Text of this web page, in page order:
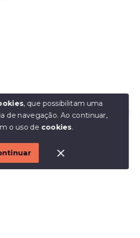
disponíveis para te ajudar.
URBE CONSULTORIA
33.934 J - Todos os direitos
, que possibilitam uma
de navegação.Ao continuar,
o uso de cookies.